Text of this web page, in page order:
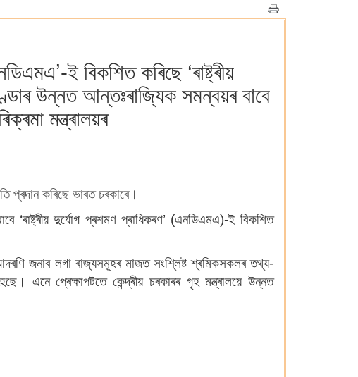
ই বিকশিত কৰিছে ‘ৰাষ্ট্ৰীয়
উন্নত আন্তঃৰাজ্যিক সমন্বয়ৰ বাবে
মন্ত্ৰালয়ৰ
প্ৰদান কৰিছে ভাৰত চৰকাৰে।
‘ৰাষ্ট্ৰীয় দুৰ্যোগ প্ৰশমণ প্ৰাধিকৰণ’ (এনডিএমএ)-ই বিকশিত
জনাব লগা ৰাজ্যসমূহৰ মাজত সংশ্লিষ্ট শ্ৰমিকসকলৰ তথ্য-
এনে প্ৰেক্ষাপটতে কেন্দ্ৰীয় চৰকাৰৰ গৃহ মন্ত্ৰালয়ে উন্নত